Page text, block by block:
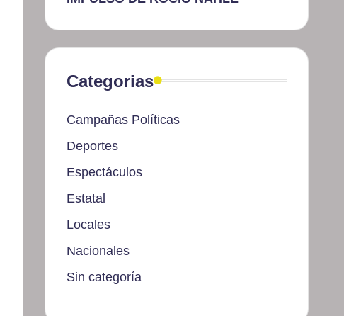
Categorias
Campañas Políticas
Deportes
Espectáculos
Estatal
Locales
Nacionales
Sin categoría